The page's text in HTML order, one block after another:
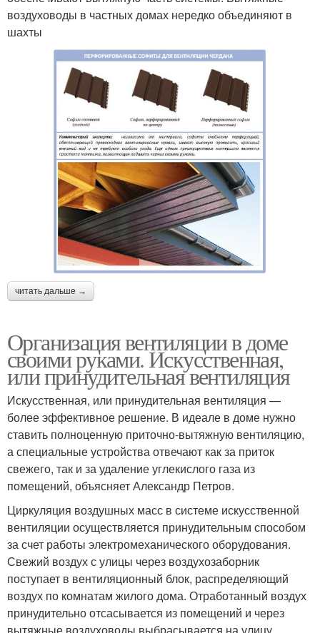
воздуховоды в частных домах нередко объединяют в
шахты
читать дальше →
Организация вентиляции в доме
своими руками. Искусственная,
или принудительная вентиляция
Искусственная, или принудительная вентиляция —
более эффективное решение. В идеале в доме нужно
ставить полноценную приточно-вытяжную вентиляцию,
а специальные устройства отвечают как за приток
свежего, так и за удаление углекислого газа из
помещений, объясняет Александр Петров.
Циркуляция воздушных масс в системе искусственной
вентиляции осуществляется принудительным способом
за счет работы электромеханического оборудования.
Свежий воздух с улицы через воздухозаборник
поступает в вентиляционный блок, распределяющий
воздух по комнатам жилого дома. Отработанный воздух
принудительно отсасывается из помещений и через
вытяжные воздуховоды выбрасывается на улицу,